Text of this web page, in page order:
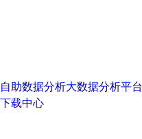
自助数据分析大数据分析平台
下载中心